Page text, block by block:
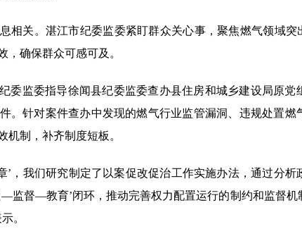
相关。湛江市纪委监委紧盯群众关心事，聚焦燃气领域突
，确保群众可感可及。
委监委指导徐闻县纪委监委查办县住房和城乡建设局原党
。针对案件查办中发现的燃气行业监管漏洞、违规处置燃
机制，补齐制度短板。
’，我们研究制定了以案促改促治工作实施办法，通过分析
监督—教育’闭环，推动完善权力配置运行的制约和监督机
。